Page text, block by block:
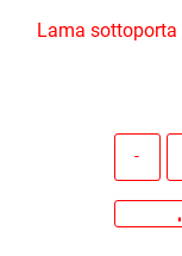
Lama sottoporta